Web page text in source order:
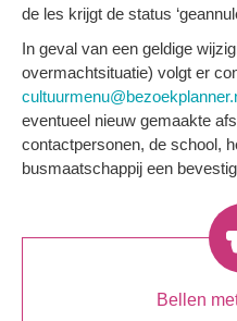
de les krijgt de status
In geval van een geldige
overmachtsituatie) volgt er
eventueel nieuw gemaakte
contactpersonen, de school,
busmaatschappij een
Bellen